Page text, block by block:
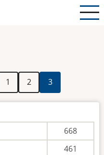
Página
1 Página
2
Página
actual
3
668
461